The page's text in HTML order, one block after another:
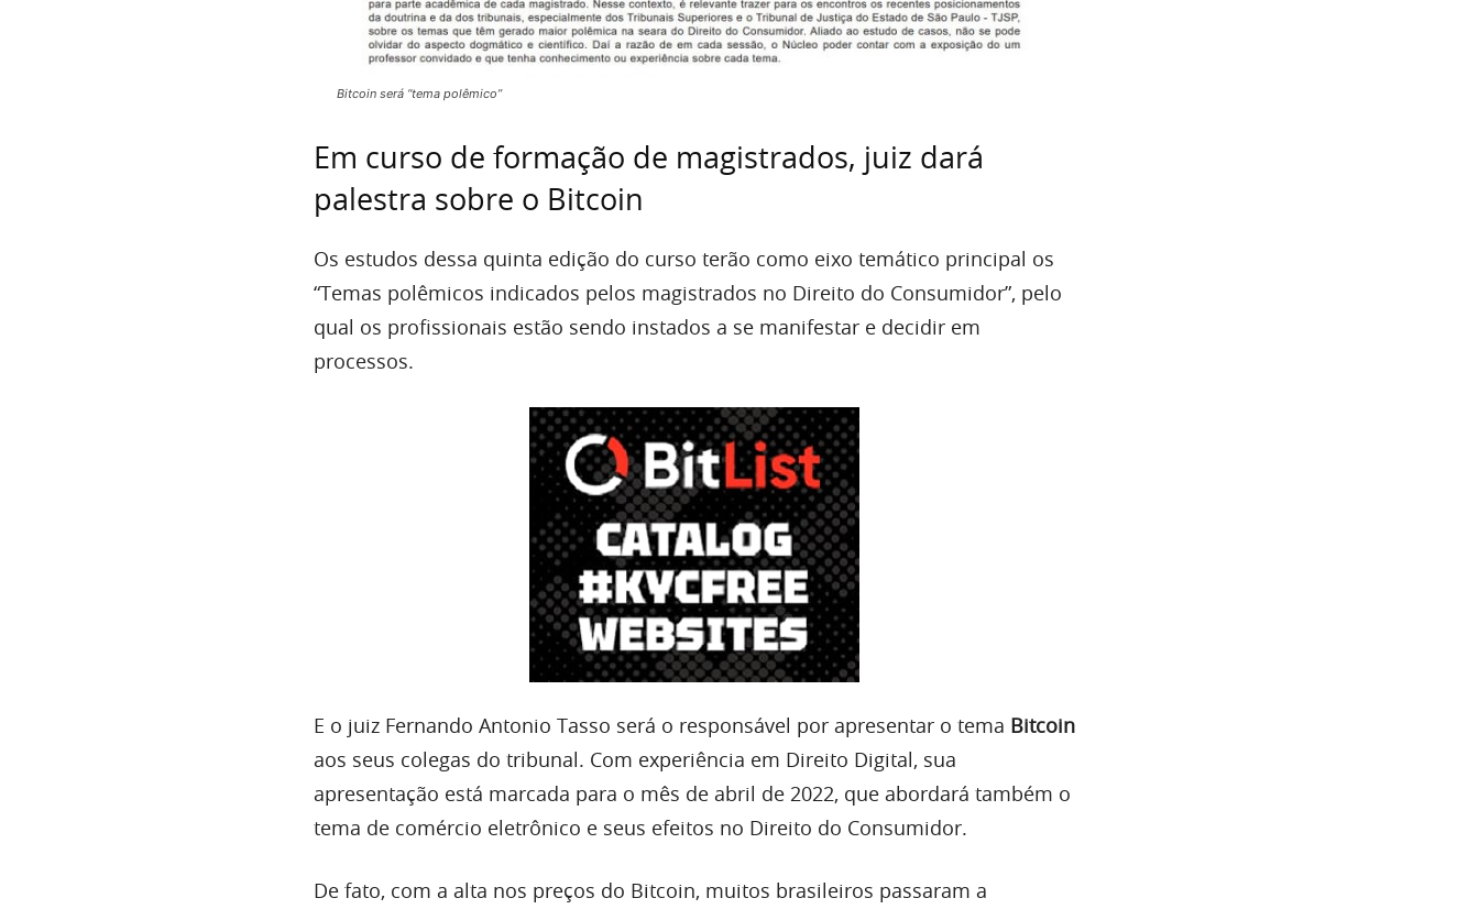
Bitcoin será “tema polêmico”
Em curso de formação de magistrados, juiz dará
palestra sobre o Bitcoin
Os estudos dessa quinta edição do curso terão como eixo temático principal os
“Temas polêmicos indicados pelos magistrados no Direito do Consumidor”, pelo
qual os profissionais estão sendo instados a se manifestar e decidir em
processos.
E o juiz Fernando Antonio Tasso será o responsável por apresentar o tema Bitcoin
aos seus colegas do tribunal. Com experiência em Direito Digital, sua
apresentação está marcada para o mês de abril de 2022, que abordará também o
tema de comércio eletrônico e seus efeitos no Direito do Consumidor.
De fato, com a alta nos preços do Bitcoin, muitos brasileiros passaram a